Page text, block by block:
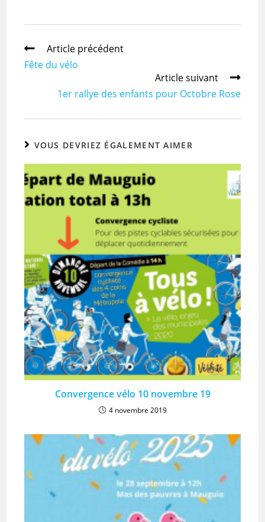
Article précédent
Fête du vélo
Article suivant
1er rallye des enfants pour Octobre Rose
VOUS DEVRIEZ ÉGALEMENT AIMER
Convergence vélo 10 novembre 19
4 novembre 2019